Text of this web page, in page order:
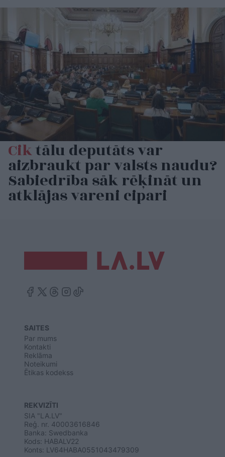
Ciktālu deputāts var
aizbraukt par valsts naudu?
Sabiedrība sāk rēķināt un
atklājas vareni cipari
SAITES
Par mums
Kontakti
Reklāma
Noteikumi
Ētikas kodekss
REKVIZĪTI
SIA "LA.LV"
Reģ. nr. 40003616846
Banka: Swedbanka
Kods: HABALV22
Konts: LV64HABA0551043479309